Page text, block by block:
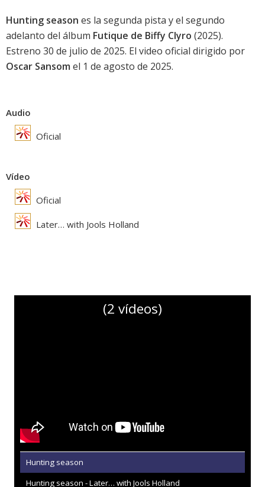
Hunting season es la segunda pista y el segundo
adelanto del álbum Futique de Biffy Clyro (2025).
Estreno 30 de julio de 2025. El video oficial dirigido por
Oscar Sansom el 1 de agosto de 2025.
Audio
Oficial
Vídeo
Oficial
Later… with Jools Holland
(2 vídeos)
Hunting season
Hunting season - Later… with Jools Holland